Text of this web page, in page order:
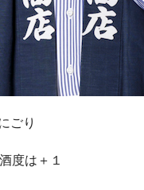
ごり
度は＋１